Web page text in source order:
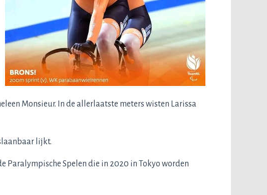
Monsieur. In de allerlaatste meters wisten Larissa
lijkt.
Paralympische Spelen die in 2020 in Tokyo worden